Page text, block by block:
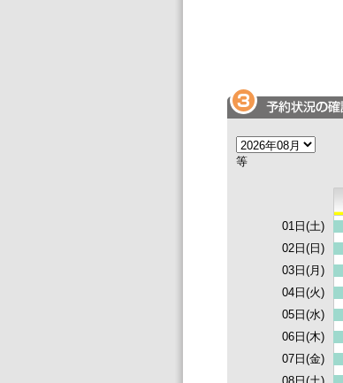
ご
等
01日(土)
02日(日)
03日(月)
04日(火)
05日(水)
06日(木)
07日(金)